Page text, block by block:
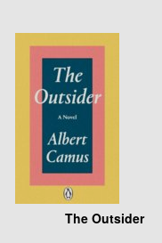
The Outsider